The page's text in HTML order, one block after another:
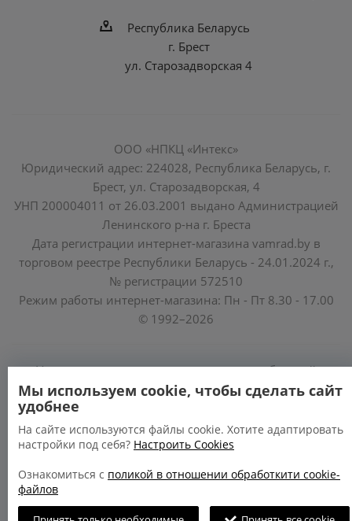
Республика Беларусь
г. Брест
ул. Старозадворская 4
ООО «НПКЦ «Интекс»
Юридический адрес: 224028, Республика Беларусь, г.
Брест, ул. Старозадворская, 4
УНП 200004011 от 26.03.2001 выдано Администрацией
Ленинского р-на г. Бреста
Дата регистрации интернет-магазина vamrad.by в
торговом реестре Республики Беларусь - 24.01.2024 г.,
№ регистрации 572510
Режим работы интернет-магазина: Пн - Пт 8.30 - 17.00
© 1992–2026
Уполномоченные по защите прав потребителей
облисполкомов, Минского горисполкома:
https://www.mart.gov.by/activity/zashchita-prav-
potrebiteley/
БРЕСТСКАЯ ОБЛАСТЬ тел. (80162) 26 97 69;
Мы используем cookie, чтобы сделать сайт
удобнее
На сайте используются файлы cookie. Хотите адаптировать
настройки под себя? Настроить Cookies
Ознакомиться с поликой в отношении обработкити cookie-
файлов